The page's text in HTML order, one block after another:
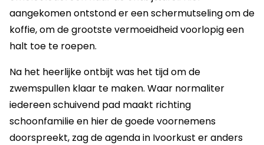
aangekomen ontstond er een schermutseling om de
koffie, om de grootste vermoeidheid voorlopig een
halt toe te roepen.
Na het heerlijke ontbijt was het tijd om de
zwemspullen klaar te maken. Waar normaliter
iedereen schuivend pad maakt richting
schoonfamilie en hier de goede voornemens
doorspreekt, zag de agenda in Ivoorkust er anders